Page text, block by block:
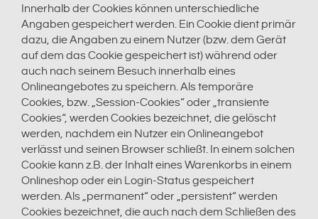
Innerhalb der Cookies können unterschiedliche
Angaben gespeichert werden. Ein Cookie dient primär
dazu, die Angaben zu einem Nutzer (bzw. dem Gerät
auf dem das Cookie gespeichert ist) während oder
auch nach seinem Besuch innerhalb eines
Onlineangebotes zu speichern. Als temporäre
Cookies, bzw. „Session-Cookies“ oder „transiente
Cookies“, werden Cookies bezeichnet, die gelöscht
werden, nachdem ein Nutzer ein Onlineangebot
verlässt und seinen Browser schließt. In einem solchen
Cookie kann z.B. der Inhalt eines Warenkorbs in einem
Onlineshop oder ein Login-Status gespeichert
werden. Als „permanent“ oder „persistent“ werden
Cookies bezeichnet, die auch nach dem Schließen des